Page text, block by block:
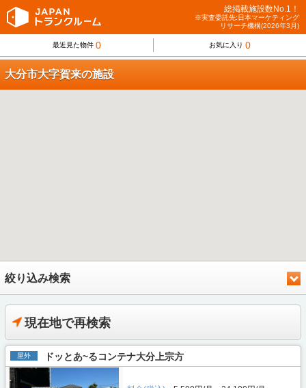
総掲載施設数No.1！
※実査委託先:日本マーケティング
リサーチ機構(2026年3月)
最近見た物件 0 お気に入り 0
大分市大字賀来の施設
絞り込み検索
現在地で再検索
屋外 ドッとあ~るコンテナ大分上宗方